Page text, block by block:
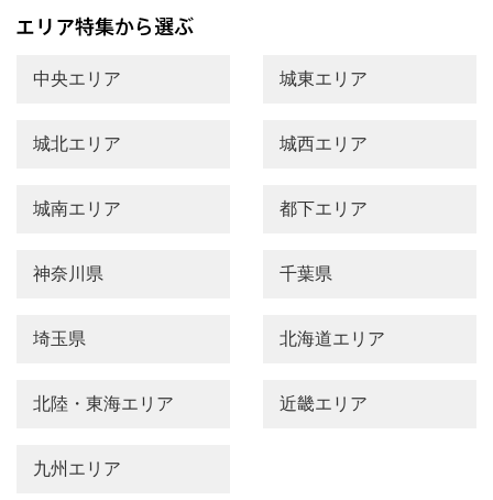
中央エリア 城東エリア
城北エリア 城西エリア
城南エリア 都下エリア
神奈川県 千葉県
埼玉県 北海道エリア
北陸・東海エリア 近畿エリア
九州エリア